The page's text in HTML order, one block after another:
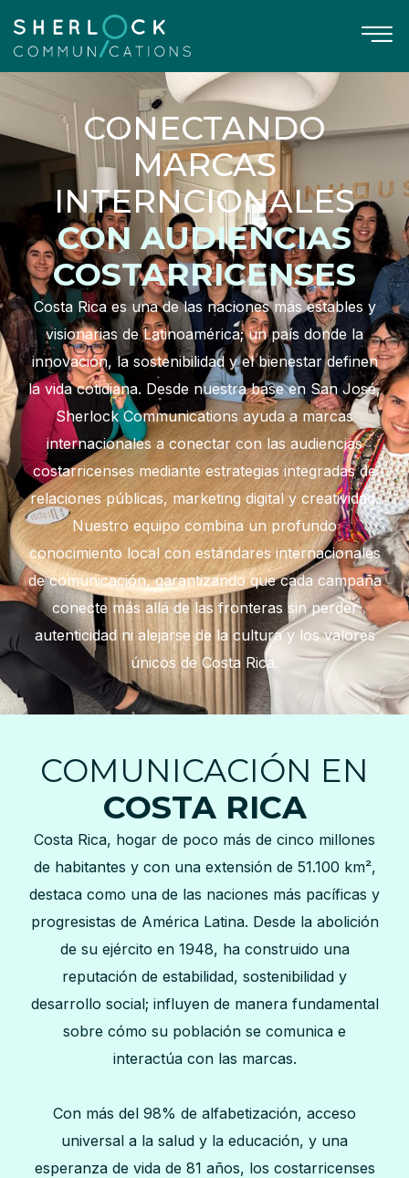
CONECTANDO
MARCAS
INTERNCIONALES
CON AUDIENCIAS
COSTARRICENSES
Costa Rica es una de las naciones más estables y
visionarias de Latinoamérica; un país donde la
innovación, la sostenibilidad y el bienestar definen
la vida cotidiana. Desde nuestra base en San José,
Sherlock Communications ayuda a marcas
internacionales a conectar con las audiencias
costarricenses mediante estrategias integradas de
relaciones públicas, marketing digital y creatividad.
Nuestro equipo combina un profundo
conocimiento local con estándares internacionales
de comunicación, garantizando que cada campaña
conecte más allá de las fronteras sin perder
autenticidad ni alejarse de la cultura y los valores
únicos de Costa Rica.
COMUNICACIÓN EN
COSTA RICA
Costa Rica, hogar de poco más de cinco millones
de habitantes y con una extensión de 51.100 km²,
destaca como una de las naciones más pacíficas y
progresistas de América Latina. Desde la abolición
de su ejército en 1948, ha construido una
reputación de estabilidad, sostenibilidad y
desarrollo social; influyen de manera fundamental
sobre cómo su población se comunica e
interactúa con las marcas.
Con más del 98% de alfabetización, acceso
universal a la salud y la educación, y una
esperanza de vida de 81 años, los costarricenses